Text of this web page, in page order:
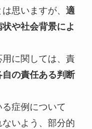
思いますが、 適
や社会背景によ
に関しては、責
自の責任ある判断
症例について
いよう、部分的